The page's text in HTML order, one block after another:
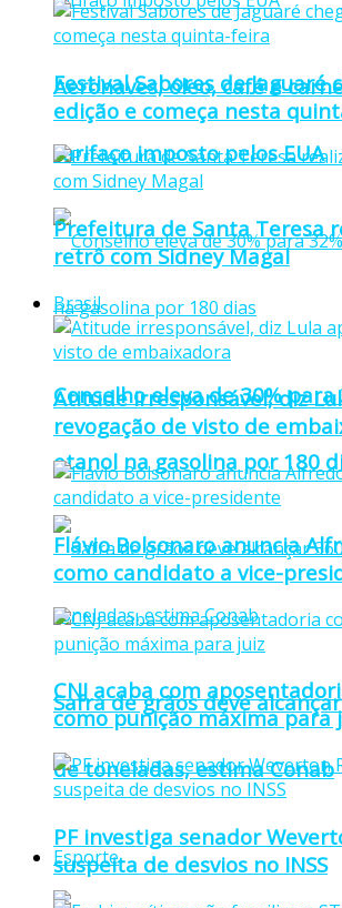
Aeronaves, óleo, café e
tarifaço imposto pelos EUA
Conselho eleva de 30%
etanol na gasolina por 180
Safra de grãos deve
de toneladas, estima Conab
Esporte
Festival Sabores de Jaguaré
edição e começa nesta
Prefeitura de Santa Teresa
retrô com Sidney Magal
Brasil
Atitude irresponsável, diz
revogação de visto de
Flávio Bolsonaro anuncia
como candidato a vice-
CNJ acaba com
como punição máxima para
PF investiga senador
suspeita de desvios no INSS